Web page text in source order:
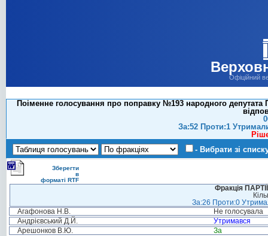
Офіційний
Поіменне голосування про поправку №193 народного
За:52 Проти:1
- Вибрати зі
Зберегти
в
форматі RTF
Фракція
За:26 Проти:0
Агафонова Н.В.
Не голосувала
Андрієвський Д.Й.
Утримався
Арешонков В.Ю.
За